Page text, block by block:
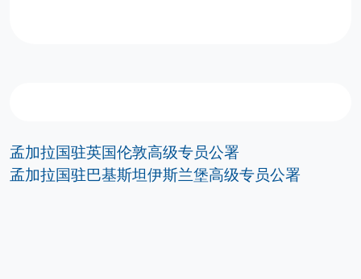
孟加拉国驻英国伦敦高级专员公署
孟加拉国驻巴基斯坦伊斯兰堡高级专员公署